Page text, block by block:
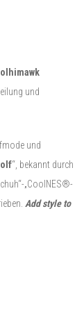
und
und
“, bekannt durch
„CoolNES®-
Add style to